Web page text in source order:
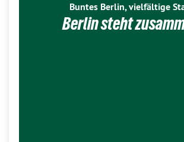
Buntes Berlin, vielfältige
Berlin steht